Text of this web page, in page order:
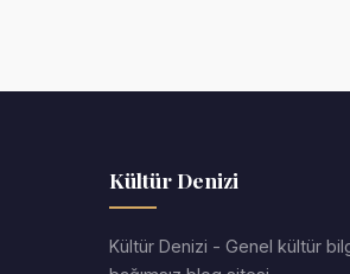
Kültür Denizi
Kültür Denizi - Genel kültür